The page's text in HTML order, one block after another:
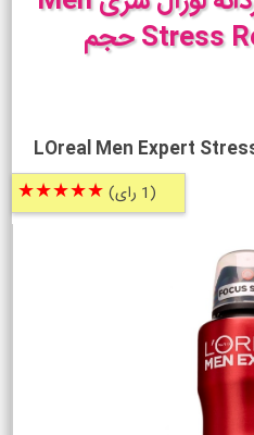
Expert مدل Stress Resist حجم
LOreal Men Expert
(1 رای) ★★★★★